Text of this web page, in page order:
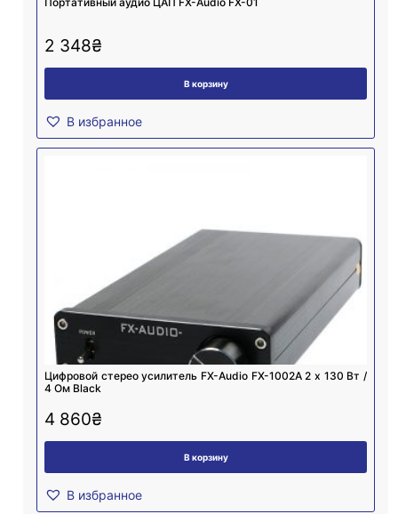
2 348₴
В корзину
В избранное
Цифровой стерео усилитель FX-Audio FX-1002A 2 х 130 Вт /
4 Ом Black
4 860₴
В корзину
В избранное